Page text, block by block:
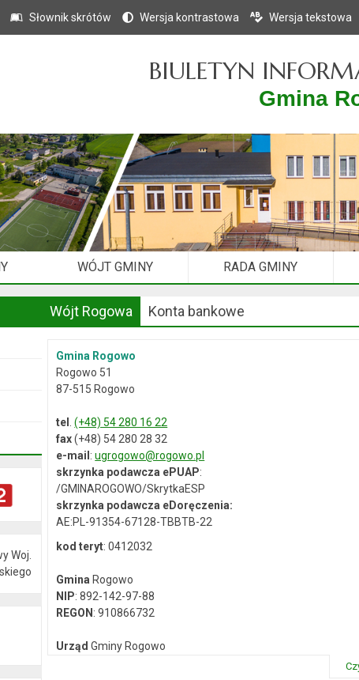
Przejdź do
Przejdź do
Przejdź do
Słownik skrótów Wersja kontrastowa Wersja tekstowa
BIULETYN
Gmina
WÓJT GMINY RADA GMINY
Woj.
Wójt Rogowa Konta bankowe
Gmina Rogowo
Rogowo 51
87-515 Rogowo
tel .(+48) 54 280 16 22
fax(+48) 54 280 28 32
e-mail :ugrogowo@rogowo.pl
skrzynka podawcza ePUAP:
/GMINAROGOWO/SkrytkaESP
skrzynka podawcza eDoręczenia:
AE:PL-91354-67128-TBBTB-22
kod teryt: 0412032
Gmina Rogowo
NIP: 892-142-97-88
REGON : 910866732
Urząd Gminy Rogowo